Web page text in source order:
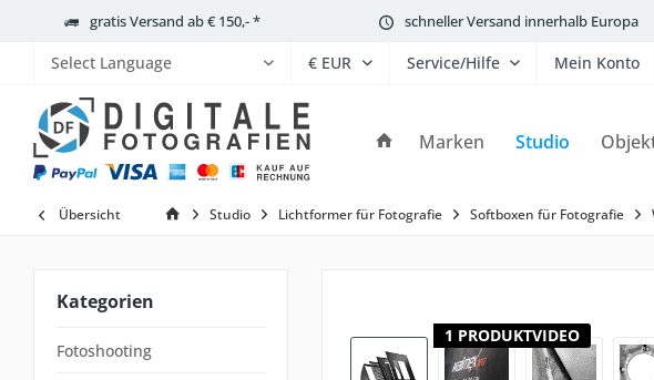
gratis Versand ab € 150,- * schneller Versand innerhalb Europa
Powered by
Service/Hilfe Mein Konto
Marken Studio
Übersicht Studio Lichtformer für Fotografie Softboxen für Fotografie
Kategorien
Fotoshooting
1 PRODUKTVIDEO